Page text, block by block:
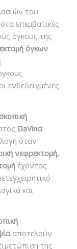
του
επεμβατικές
όγκους της
όγκων
ενδεδειγμένες
DaVinci
όταν
νεφρεκτομή,
έχοντας
και
αποτελούν
της